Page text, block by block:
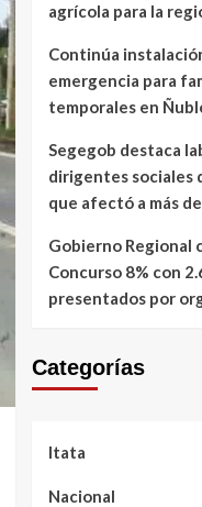
agrícola para la
Continúa
emergencia para
temporales en
Segegob destaca
dirigentes sociales
que afectó a más
Gobierno Regional
Concurso 8% con
presentados por
Categorías
Itata
Nacional